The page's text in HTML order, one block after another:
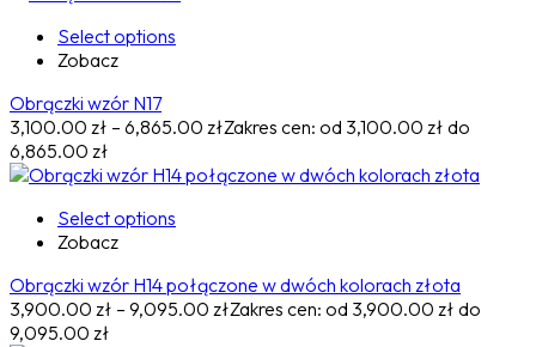
Select options
Zobacz
Obrączki wzór N17
3,100.00 zł – 6,865.00 złZakres cen: od 3,100.00 zł do
6,865.00 zł
Select options
Zobacz
Obrączki wzór H14 połączone w dwóch kolorach złota
3,900.00 zł – 9,095.00 złZakres cen: od 3,900.00 zł do
9,095.00 zł